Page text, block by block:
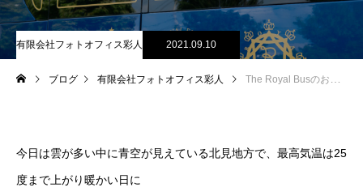
有限会社フォトオフィス彩人 2021.09.10
ブログ 有限会社フォトオフィス彩人 The Royal Busのお洒落な模様をご紹介！
今日は雲が多い中に青空が見えている北見地方で、最高気温は25
度まで上がり暖かい日に